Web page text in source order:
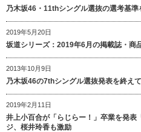
乃木坂46・11thシングル選抜の選考基準
2019年5月20日
坂道シリーズ：2019年6月の掲載誌・商
2013年10月9日
乃木坂46の7thシングル選抜発表を終えて
2019年2月11日
井上小百合が「らじらー！」卒業を発
ジ、桜井玲香も激励